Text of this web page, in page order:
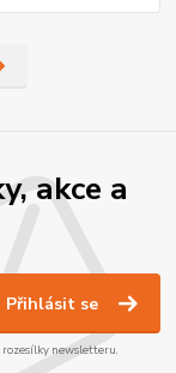
akce a
Přihlásit se
newsletteru.